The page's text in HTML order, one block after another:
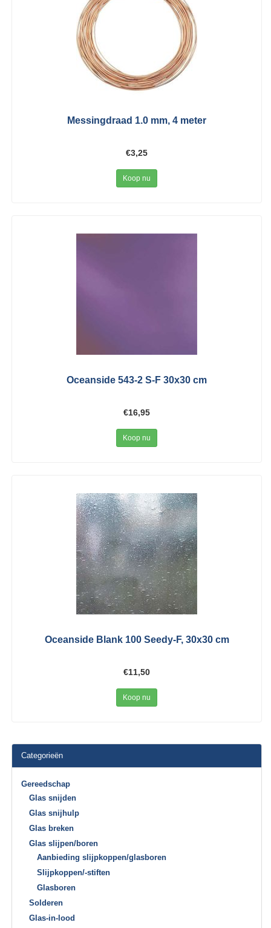
Messingdraad 1.0 mm, 4 meter
€3,25
Koop nu
Oceanside 543-2 S-F 30x30 cm
€16,95
Koop nu
Oceanside Blank 100 Seedy-F, 30x30 cm
€11,50
Koop nu
Categorieën
Gereedschap
Glas snijden
Glas snijhulp
Glas breken
Glas slijpen/boren
Aanbieding slijpkoppen/glasboren
Slijpkoppen/-stiften
Glasboren
Solderen
Glas-in-lood